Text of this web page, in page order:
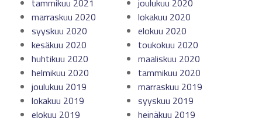
tammikuu 2021
joulukuu 2020
marraskuu 2020
lokakuu 2020
syyskuu 2020
elokuu 2020
kesäkuu 2020
toukokuu 2020
huhtikuu 2020
maaliskuu 2020
helmikuu 2020
tammikuu 2020
joulukuu 2019
marraskuu 2019
lokakuu 2019
syyskuu 2019
elokuu 2019
heinäkuu 2019